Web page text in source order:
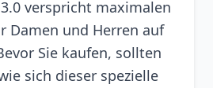
verspricht maximalen
Damen und Herren auf
Sie kaufen, sollten
sich dieser spezielle